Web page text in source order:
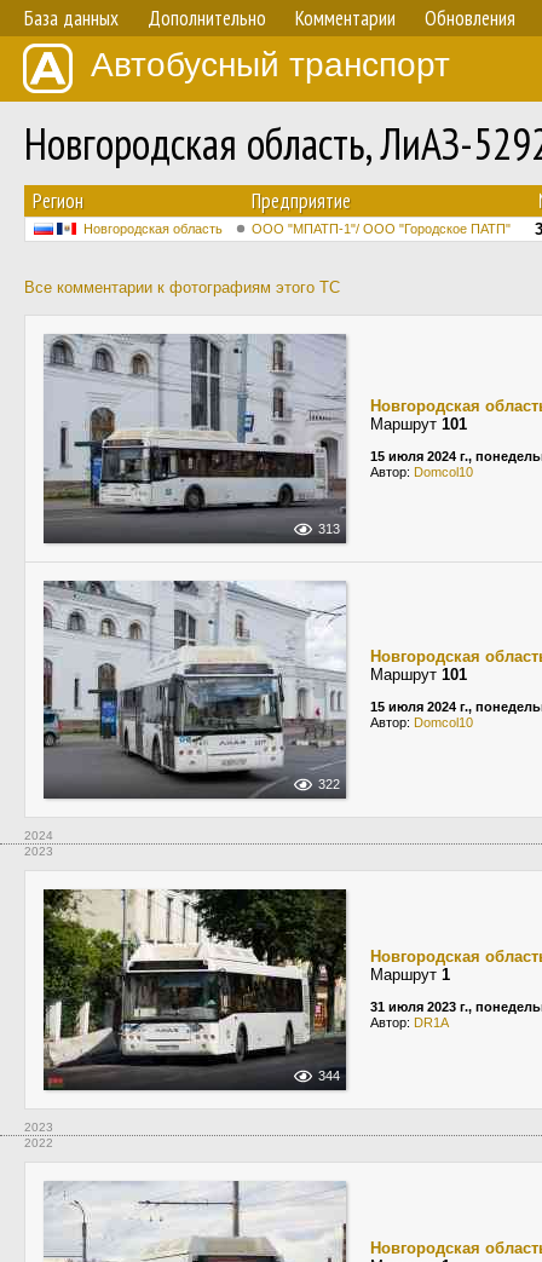
База данных Дополнительно Комментарии Обновления
Автобусный транспорт
Новгородская область, ЛиАЗ-
Регион Предприятие
Новгородская область ООО "МПАТП-1"/ ООО "Городское ПАТП"
Все комментарии к фотографиям этого ТС
313
Новгородская
Маршрут 101
15 июля 2024 г.,
Автор: Domcol10
322
Новгородская
Маршрут 101
15 июля 2024 г.,
Автор: Domcol10
2024
2023
344
Новгородская
Маршрут 1
31 июля 2023 г.,
Автор: DR1A
2023
2022
Новгородская